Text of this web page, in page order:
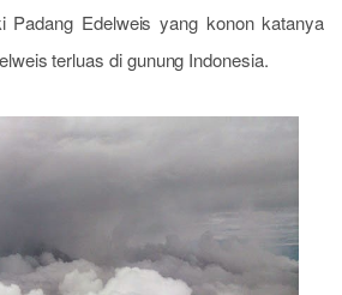
Padang Edelweis yang konon katanya
terluas di gunung Indonesia.